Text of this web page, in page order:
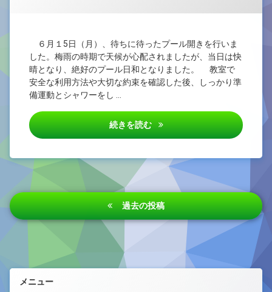
６月１5日（月）、待ちに待ったプール開きを行いま
した。梅雨の時期で天候が心配されましたが、当日は快
晴となり、絶好のプール日和となりました。 教室で
安全な利用方法や大切な約束を確認した後、しっかり準
備運動とシャワーをし …
続きを読む ６月15日 プール開き
投
稿
ゲ
過去の投稿
メニュー